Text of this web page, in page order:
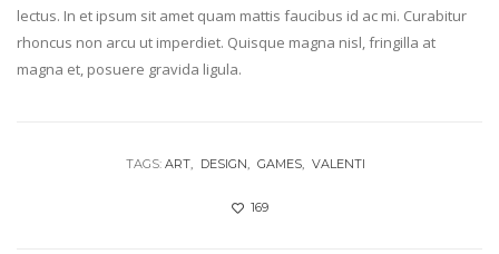
lectus. In et ipsum sit amet quam mattis faucibus id ac mi. Curabitur
rhoncus non arcu ut imperdiet. Quisque magna nisl, fringilla at
magna et, posuere gravida ligula.
TAGS: ART DESIGN GAMES VALENTI
169